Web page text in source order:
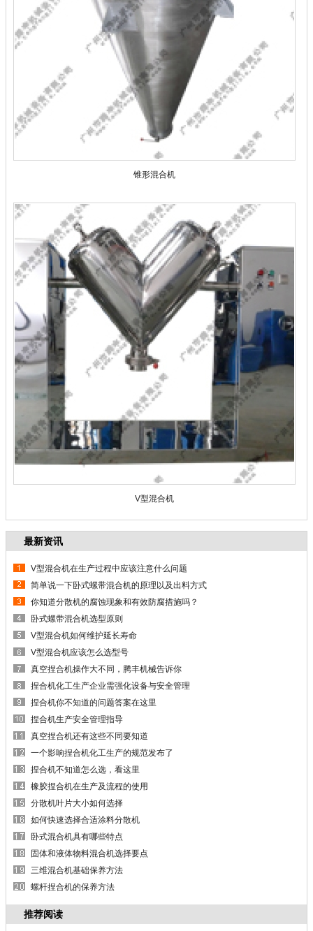
锥形混合机
V型混合机
最新资讯
V型混合机在生产过程中应该注意什么问题
简单说一下卧式螺带混合机的原理以及出料方式
你知道分散机的腐蚀现象和有效防腐措施吗？
卧式螺带混合机选型原则
V型混合机如何维护延长寿命
V型混合机应该怎么选型号
真空捏合机操作大不同，腾丰机械告诉你
捏合机化工生产企业需强化设备与安全管理
捏合机你不知道的问题答案在这里
捏合机生产安全管理指导
真空捏合机还有这些不同要知道
一个影响捏合机化工生产的规范发布了
捏合机不知道怎么选，看这里
橡胶捏合机在生产及流程的使用
分散机叶片大小如何选择
如何快速选择合适涂料分散机
卧式混合机具有哪些特点
固体和液体物料混合机选择要点
三维混合机基础保养方法
螺杆捏合机的保养方法
推荐阅读